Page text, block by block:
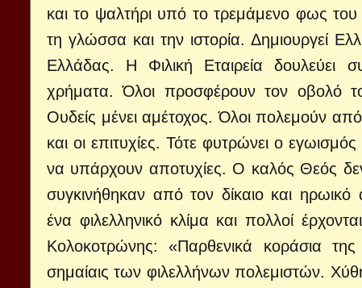
και το ψαλτήρι υπό το τρεμάμενο φως του
τη γλώσσα και την ιστορία. Δημιουργεί
Ελλάδας. Η Φιλική Εταιρεία δουλεύει
χρήματα. Όλοι προσφέρουν τον οβολό
Ουδείς μένει αμέτοχος. Όλοι πολεμούν
και οι επιτυχίες. Τότε φυτρώνει ο
να υπάρχουν αποτυχίες. Ο καλός Θεός
συγκινήθηκαν από τον δίκαιο και
ένα φιλελληνικό κλίμα και πολλοί
Κολοκοτρώνης: «Παρθενικά κοράσια
σημαίαις των φιλελλήνων πολεμιστών.